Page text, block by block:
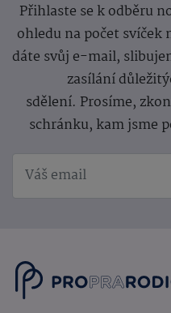
Přihlaste se k odběru
ohledu na počet svíček
dáte svůj e-mail,
zasílání
sdělení. Prosíme,
schránku, kam jsme